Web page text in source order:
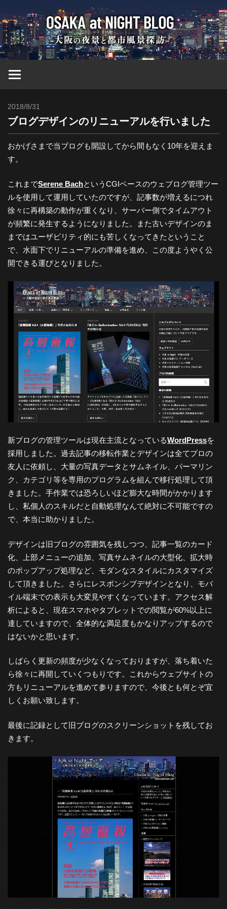
ン
テ
ン
ツ
大
阪
ブ
ロ
グ
-
大
阪
の
夜
景
と
都
市
景
探
訪-
2018/8/31
ブログデザインのリニューアルを行いました
おかげさまで当ブログも開設してから間もなく10年を迎えま
す。
これまでSerene BachというCGIベースのウェブログ管理ツー
ルを使用して運用していたのですが、記事数が増えるにつれ
徐々に再構築の動作が重くなり、サーバー側でタイムアウト
が頻繁に発生するようになりました。また古いデザインのま
まではユーザビリティ的にも苦しくなってきたということ
で、水面下でリニューアルの準備を進め、この度ようやく公
開できる運びとなりました。
新ブログの管理ツールは現在主流となっているWordPressを
採用しました。過去記事の移転作業とデザインは全てプロの
友人に依頼し、大量の写真データとサムネイル、パーマリン
ク、カテゴリ等を専用のプログラムを組んで移行処理して頂
きました。手作業では恐ろしいほど膨大な時間がかかります
し、私個人のスキルだと自動処理なんて絶対に不可能ですの
で、本当に助かりました。
デザインは旧ブログの雰囲気を残しつつ、記事一覧のカード
化、上部メニューの追加、写真サムネイルの大型化、拡大時
のポップアップ処理など、モダンなスタイルにカスタマイズ
して頂きました。さらにレスポンシブデザインとなり、モバ
イル端末での表示も大変見やすくなっています。アクセス解
析によると、現在スマホやタブレットでの閲覧が60%以上に
達していますので、全体的な満足度もかなりアップするので
はないかと思います。
しばらく更新の頻度が少なくなっておりますが、落ち着いた
ら徐々に再開していくつもりです。これからウェブサイトの
方もリニューアルを進めて参りますので、今後とも何とぞ宜
しくお願い致します。
最後に記録として旧ブログのスクリーンショットを残してお
きます。